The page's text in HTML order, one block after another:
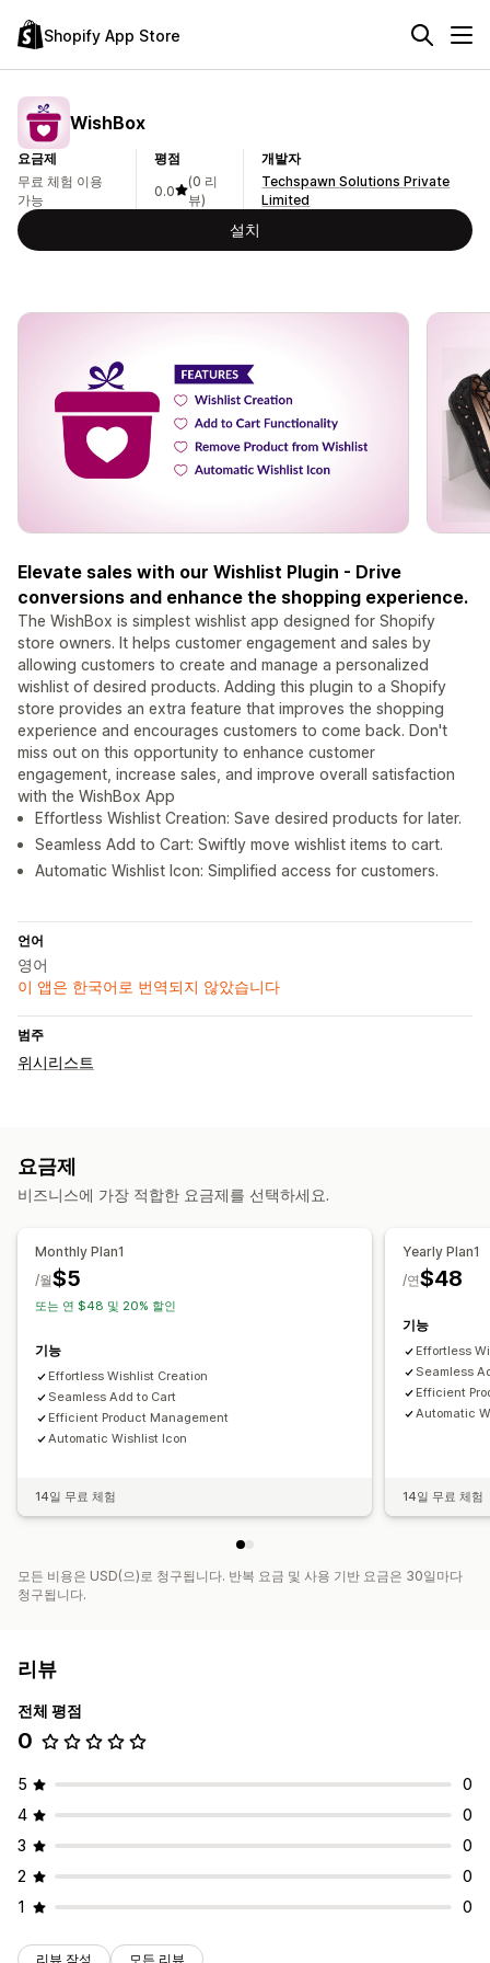
Shopify App Store
WishBox
요금제
무료 체험 이용
가능
평점
0.0
(0 리
뷰)
개발자
Techspawn Solutions Private
Limited
설치
Elevate sales with our Wishlist Plugin - Drive
conversions and enhance the shopping experience.
The WishBox is simplest wishlist app designed for Shopify
store owners. It helps customer engagement and sales by
allowing customers to create and manage a personalized
wishlist of desired products. Adding this plugin to a Shopify
store provides an extra feature that improves the shopping
experience and encourages customers to come back. Don't
miss out on this opportunity to enhance customer
engagement, increase sales, and improve overall satisfaction
with the WishBox App
Effortless Wishlist Creation: Save desired products for later.
Seamless Add to Cart: Swiftly move wishlist items to cart.
Automatic Wishlist Icon: Simplified access for customers.
언어
영어
이 앱은 한국어로 번역되지 않았습니다
범주
위시리스트
요금제
비즈니스에 가장 적합한 요금제를 선택하세요.
Monthly Plan1
$5
/월
또는 연 $48 및 20% 할인
기능
Effortless Wishlist Creation
Seamless Add to Cart
Efficient Product Management
Automatic Wishlist Icon
14일 무료 체험
Yearly Plan1
$48
/연
기능
Effortless
Seamless
Efficient
Automatic
14일 무료 체험
모든 비용은 USD(으)로 청구됩니다. 반복 요금 및 사용 기반 요금은 30일마다
청구됩니다.
리뷰
전체 평점
0
5
0
4
0
3
0
2
0
1
0
리뷰 작성 모든 리뷰